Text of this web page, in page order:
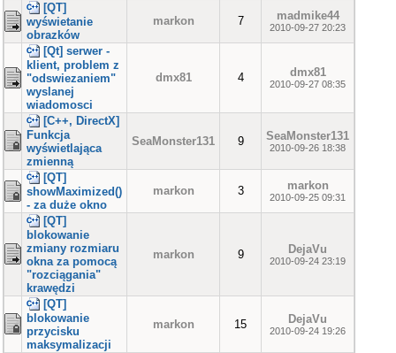
[QT]
wyświetanie
obrazków
markon 7 madmike44
2010-09-27 20:23
[Qt] serwer -
klient, problem z
"odswiezaniem"
wyslanej
wiadomosci
dmx81 4 dmx81
2010-09-27 08:35
[C++, DirectX]
Funkcja
wyświetlająca
zmienną
SeaMonster131 9 SeaMonster131
2010-09-26 18:38
[QT]
showMaximized()
- za duże okno
markon 3 markon
2010-09-25 09:31
[QT]
blokowanie
zmiany rozmiaru
okna za pomocą
"rozciągania"
krawędzi
markon 9 DejaVu
2010-09-24 23:19
[QT]
blokowanie
przycisku
maksymalizacji
markon 15 DejaVu
2010-09-24 19:26